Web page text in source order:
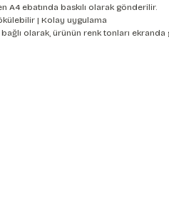
ebatında baskılı olarak gönderilir.
| Kolay uygulama
bağlı olarak, ürünün renk tonları